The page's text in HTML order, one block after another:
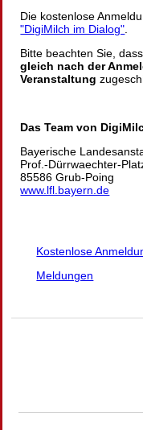
Die kostenlose
"DigiMilch im Dialog".
Bitte beachten Sie,
gleich nach der
Veranstaltung
Das Team von
Bayerische
Prof.-Dürrwaechter-
85586 Grub-Poing
www.lfl.bayern.de
Kostenlose
Meldungen